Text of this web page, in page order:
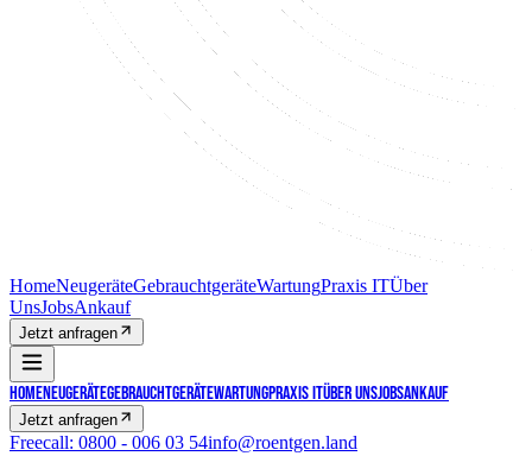
HomeNeugeräteGebrauchtgeräteWartungPraxis ITÜber
UnsJobsAnkauf
Jetzt anfragen
HomeNeugeräteGebrauchtgeräteWartungPraxis ITÜber UnsJobsAnkauf
Jetzt anfragen
Freecall: 0800 - 006 03 54info@roentgen.land